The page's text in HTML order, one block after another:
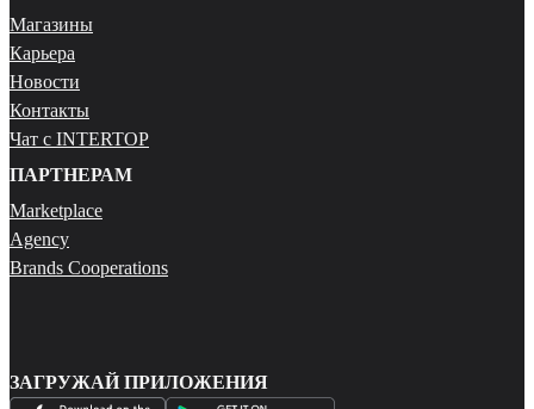
Магазины
Карьера
Новости
Контакты
Чат с INTERTOP
ПАРТНЕРАМ
Marketplace
Agency
Brands Cooperations
ЗАГРУЖАЙ ПРИЛОЖЕНИЯ